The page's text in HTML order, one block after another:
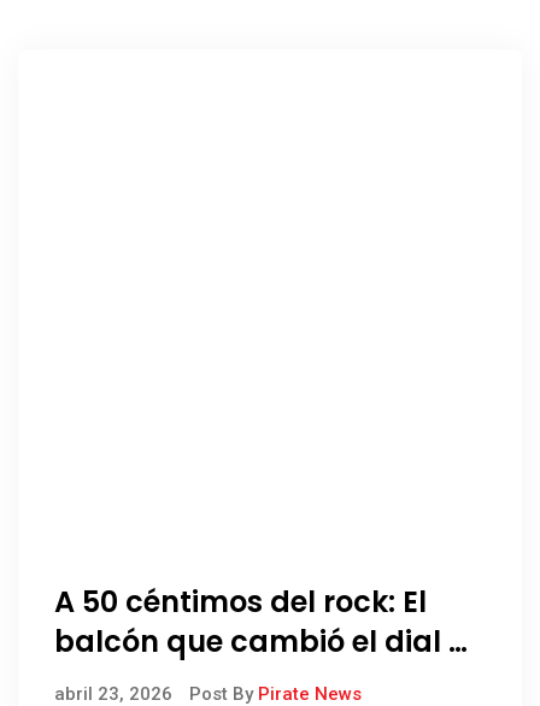
A 50 céntimos del rock: El
balcón que cambió el dial de
Puno
abril 23, 2026 Post By Pirate News